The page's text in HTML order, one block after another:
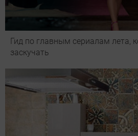
Гид по главным сериалам лета,
заскучать